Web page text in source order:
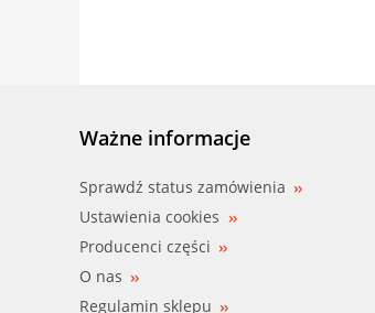
Ważne informacje
Sprawdź status zamówienia
Ustawienia cookies
Producenci części
O nas
Regulamin sklepu